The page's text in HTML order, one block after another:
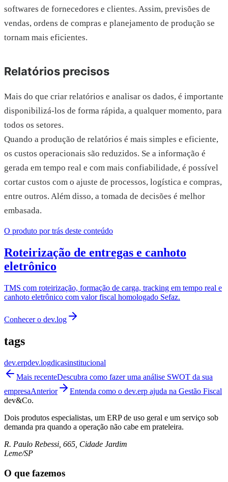
softwares de fornecedores e clientes. Assim, previsões de
vendas, ordens de compras e planejamento de produção se
tornam mais eficientes.
Relatórios precisos
Mais do que criar relatórios e analisar os dados, é importante
disponibilizá-los de forma rápida, a qualquer momento, para
todos os setores.
Quando a produção de relatórios é mais simples e eficiente,
os custos operacionais são reduzidos. Se a informação é
gerada em tempo real e com mais confiabilidade, é possível
cortar custos com o ajuste de processos, logística e compras,
entre outros. Além disso, a tomada de decisões é melhor
embasada.
O produto por trás deste conteúdo
Roteirização de entregas e canhoto
eletrônico
TMS com roteirização, formação de carga, tracking em tempo real e
canhoto eletrônico com valor fiscal homologado Sefaz.
Conhecer o dev.log
tags
dev.erpdev.logdicasinstitucional
Mais recenteDescubra como fazer uma análise SWOT da sua
empresaAnterior
Entenda como o dev.erp ajuda na Gestão Fiscal
dev&Co.
Dois produtos especialistas, um ERP de uso geral e um serviço sob
demanda pra quando a operação não cabe em prateleira.
R. Paulo Rebessi, 665, Cidade Jardim
Leme/SP
O que fazemos